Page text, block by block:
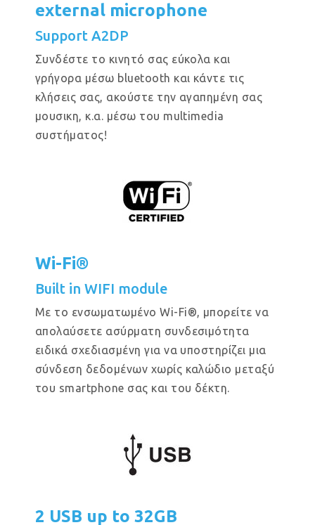
external microphone
Support A2DP
Συνδέστε το κινητό σας εύκολα και
γρήγορα μέσω bluetooth και κάντε τις
κλήσεις σας, ακούστε την αγαπημένη σας
μουσικη, κ.α. μέσω του multimedia
συστήματος!
Wi-Fi®
Built in WIFI module
Με το ενσωματωμένο Wi-Fi®, μπορείτε να
απολαύσετε ασύρματη συνδεσιμότητα
ειδικά σχεδιασμένη για να υποστηρίζει μια
σύνδεση δεδομένων χωρίς καλώδιο μεταξύ
του smartphone σας και του δέκτη.
2 USB up to 32GB